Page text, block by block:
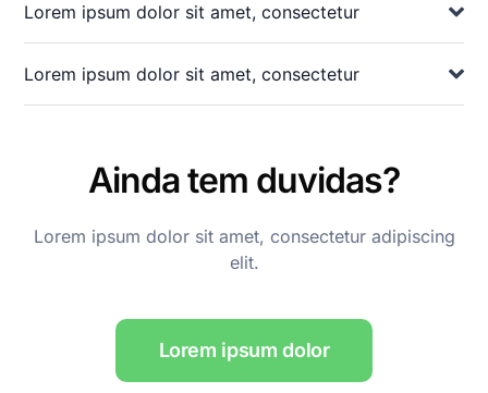
Lorem ipsum dolor sit amet, consectetur
Lorem ipsum dolor sit amet, consectetur
Ainda tem duvidas?
Lorem ipsum dolor sit amet, consectetur adipiscing
elit.
Lorem ipsum dolor